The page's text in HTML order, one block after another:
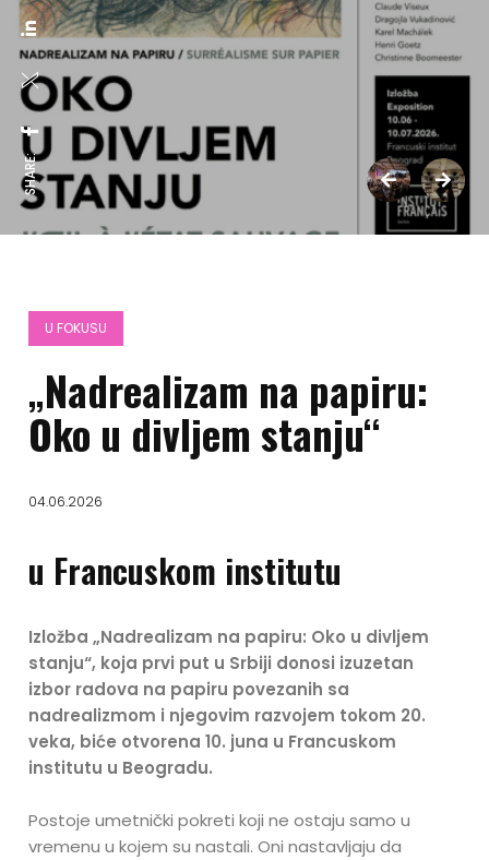
SHARE:
U FOKUSU
„Nadrealizam na papiru:
Oko u divljem stanju“
04.06.2026
u Francuskom institutu
Izložba „Nadrealizam na papiru: Oko u divljem
stanju“, koja prvi put u Srbiji donosi izuzetan
izbor radova na papiru povezanih sa
nadrealizmom i njegovim razvojem tokom 20.
veka, biće otvorena 10. juna u Francuskom
institutu u Beogradu.
Postoje umetnički pokreti koji ne ostaju samo u
vremenu u kojem su nastali. Oni nastavljaju da